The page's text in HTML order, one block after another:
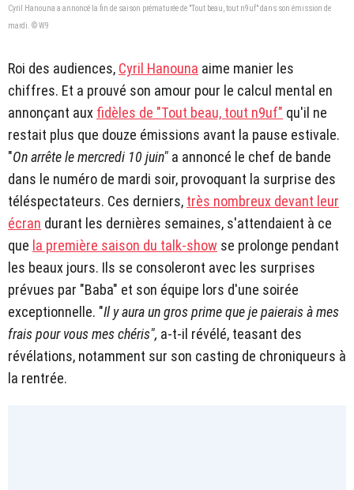
Cyril Hanouna a annoncé la fin de saison prématurée de "Tout beau, tout n9uf" dans son émission de
mardi. © W9
Roi des audiences, Cyril Hanouna aime manier les
chiffres. Et a prouvé son amour pour le calcul mental en
annonçant aux fidèles de "Tout beau, tout n9uf" qu'il ne
restait plus que douze émissions avant la pause estivale.
"On arrête le mercredi 10 juin" a annoncé le chef de bande
dans le numéro de mardi soir, provoquant la surprise des
téléspectateurs. Ces derniers, très nombreux devant leur
écran durant les dernières semaines, s'attendaient à ce
que la première saison du talk-show se prolonge pendant
les beaux jours. Ils se consoleront avec les surprises
prévues par "Baba" et son équipe lors d'une soirée
exceptionnelle. "Il y aura un gros prime que je paierais à mes
frais pour vous mes chéris", a-t-il révélé, teasant des
révélations, notamment sur son casting de chroniqueurs à
la rentrée.